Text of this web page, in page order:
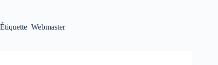
Étiquette Webmaster